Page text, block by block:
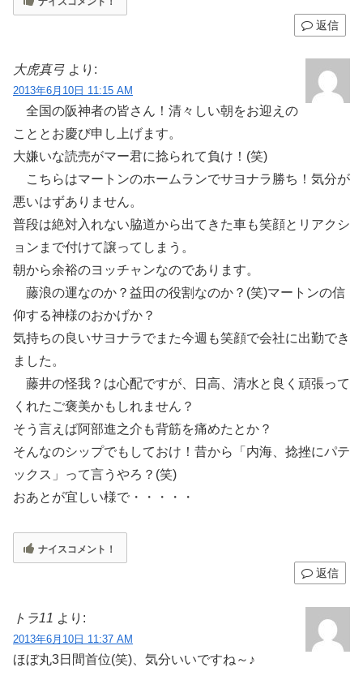
返信
大虎真弓 より:
2013年6月10日 11:15 AM
全国の阪神者の皆さん！清々しい朝をお迎えの
こととお慶び申し上げます。
大嫌いな読売がマー君に捻られて負け！(笑)
こちらはマートンのホームランでサヨナラ勝ち！気分が
悪いはずありません。
普段は絶対入れない脇道から出てきた車も笑顔とリアクシ
ョンまで付けて譲ってしまう。
朝から余裕のヨッチャンなのであります。
藤浪の運なのか？益田の役割なのか？(笑)マートンの信
仰する神様のおかげか？
気持ちの良いサヨナラでまた今週も笑顔で会社に出勤でき
ました。
藤井の怪我？は心配ですが、日高、清水と良く頑張って
くれたご褒美かもしれません？
そう言えば阿部進之介も背筋を痛めたとか？
そんなのシップでもしておけ！昔から「内海、捻挫にパテ
ックス」って言うやろ？(笑)
おあとが宜しい様で・・・・・
ナイスコメント！
返信
トラ11 より:
2013年6月10日 11:37 AM
ほぼ丸3日間首位(笑)、気分いいですね～♪